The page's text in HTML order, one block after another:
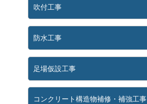
吹付工事
防水工事
足場仮設工事
コンクリート構造物補修・補強工事